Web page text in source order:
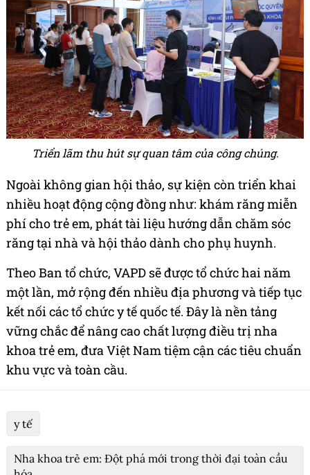
Triển lãm thu hút sự quan tâm của công chúng.
Ngoài không gian hội thảo, sự kiện còn triển khai
nhiều hoạt động cộng đồng như: khám răng miễn
phí cho trẻ em, phát tài liệu hướng dẫn chăm sóc
răng tại nhà và hội thảo dành cho phụ huynh.
Theo Ban tổ chức, VAPD sẽ được tổ chức hai năm
một lần, mở rộng đến nhiều địa phương và tiếp tục
kết nối các tổ chức y tế quốc tế. Đây là nền tảng
vững chắc để nâng cao chất lượng điều trị nha
khoa trẻ em, đưa Việt Nam tiệm cận các tiêu chuẩn
khu vực và toàn cầu.
y tế
Nha khoa trẻ em: Đột phá mới trong thời đại toàn cầu